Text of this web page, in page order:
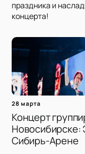
праздника и
концерта!
28 марта
Концерт
Новосибирске:
Сибирь-Арене